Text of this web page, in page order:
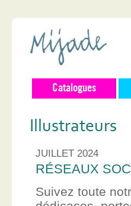
Catalogues
Illustrateurs
JUILLET 2024
RÉSEAUX
Suivez toute